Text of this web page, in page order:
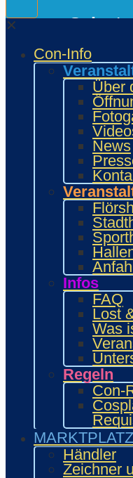
✕
Con-Info
Über
News
Infos
FAQ
Lost
Was
Regeln
Con-
MARKTPLATZ
Händler
Zeichner
Select
You are currently
Google
content, click the
this will share data
Accept the required
Further information
Über
Videos
News
Anfahrt
Infos
FAQ
Lost &